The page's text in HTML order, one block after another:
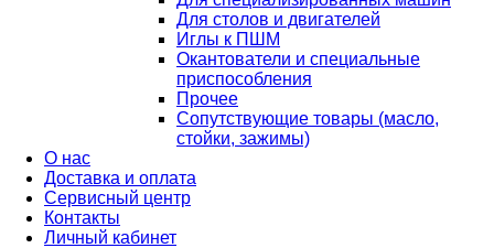
Для столов и двигателей
Иглы к ПШМ
Окантователи и специальные
приспособления
Прочее
Сопутствующие товары (масло,
стойки, зажимы)
О нас
Доставка и оплата
Сервисный центр
Контакты
Личный кабинет